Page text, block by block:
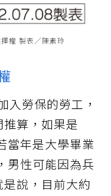
權 製表／陳素玲
入勞保的勞工，
算，如果是
當年是大學畢業
男性可能因為兵
說，目前大約